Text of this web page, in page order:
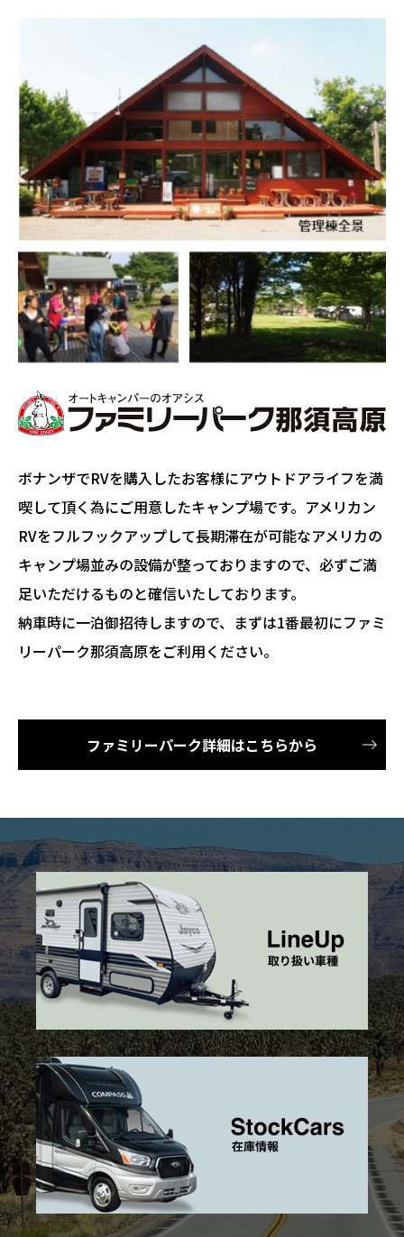
ボナンザでRVを購入したお客様にアウトドアライフを満
喫して頂く為にご用意したキャンプ場です。アメリカン
RVをフルフックアップして長期滞在が可能なアメリカの
キャンプ場並みの設備が整っておりますので、必ずご満
足いただけるものと確信いたしております。
納車時に一泊御招待しますので、まずは1番最初にファミ
リーパーク那須高原をご利用ください。
ファミリーパーク詳細はこちらから